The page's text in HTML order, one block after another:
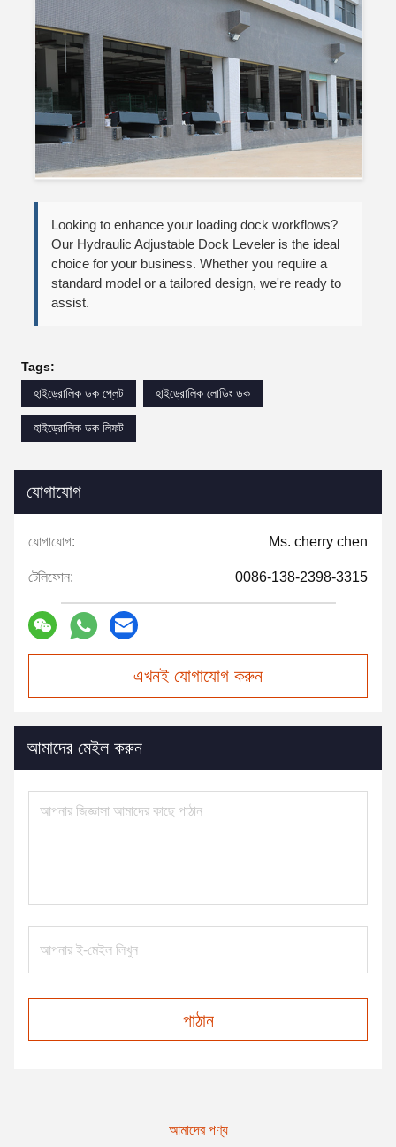
Looking to enhance your loading dock workflows?
Our Hydraulic Adjustable Dock Leveler is the ideal
choice for your business. Whether you require a
standard model or a tailored design, we're ready to
assist.
Tags:
হাইড্রোলিক ডক প্লেট
হাইড্রোলিক লোডিং ডক
হাইড্রোলিক ডক লিফট
যোগাযোগ
যোগাযোগ: Ms. cherry chen
টেলিফোন: 0086-138-2398-3315
এখনই যোগাযোগ করুন
আমাদের মেইল করুন
পাঠান
আমাদের পণ্য